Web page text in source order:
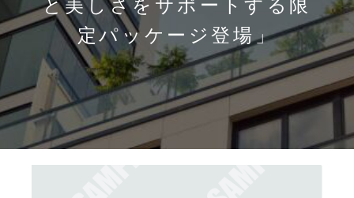
と美しさをサポートする限
定パッケージ登場」